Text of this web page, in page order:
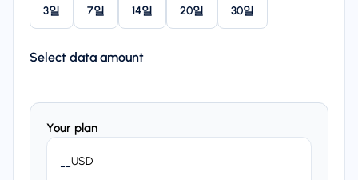
3일 7일 14일 20일 30일
Select data amount
Your plan
--USD